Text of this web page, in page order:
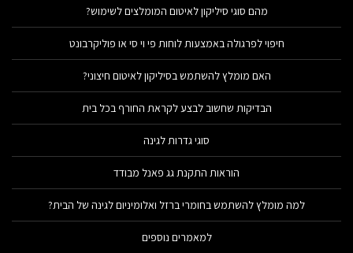
מהם סוגי סיליקון לאיטום המומלצים לשימוש?
חיפוי לפרגולה באמצעות לוחות פי וי סי או פוליקרבונט
האם מומלץ להשתמש בסיליקון לאיטום חיצוני?
הבדיקות שחשוב לבצע לקראת החורף בכל בית
סוגי גדרות לגינה
הוראות התקנת גג פאנל מבודד
למה מומלץ להשתמש בחומרי ברזל ואלומיניום לגינה של הבית?
למאמרים נוספים